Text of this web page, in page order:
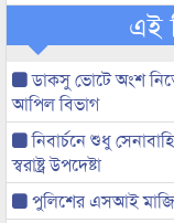
এই
ডাকসু ভোটে অংশ
আপিল বিভাগ
নিবার্চনে শুধু
স্বরাষ্ট্র উপদেষ্টা
পুলিশের এসআই